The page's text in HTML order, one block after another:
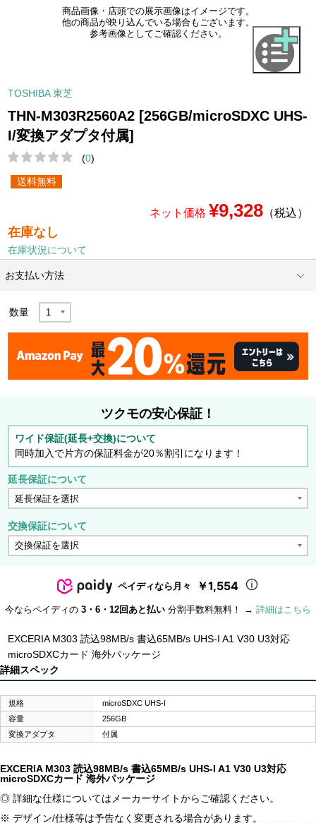
商品画像・店頭での展示画像はイメージです。
他の商品が映り込んでいる場合もございます。
参考画像としてご確認ください。
TOSHIBA 東芝
THN-M303R2560A2 [256GB/microSDXC UHS-
I/変換アダプタ付属]
(0)
送料無料
ネット価格 ¥9,328（税込）
在庫なし
在庫状況について
お支払い方法
数量
ツクモの安心保証！
ワイド保証(延長+交換)について
同時加入で片方の保証料金が20％割引になります！
延長保証について
交換保証について
ペイディなら月々 ￥1,554
今ならペイディの 3・6・12回あと払い 分割手数料無料！ → 詳細はこちら
EXCERIA M303 読込98MB/s 書込65MB/s UHS-I A1 V30 U3対応
microSDXCカード 海外パッケージ
詳細スペック
規格
microSDXC UHS-I
容量
256GB
変換アダプタ
付属
EXCERIA M303 読込98MB/s 書込65MB/s UHS-I A1 V30 U3対応
microSDXCカード 海外パッケージ
◎ 詳細な仕様についてはメーカーサイトからご確認ください。
※ デザイン/仕様等は予告なく変更される場合があります。